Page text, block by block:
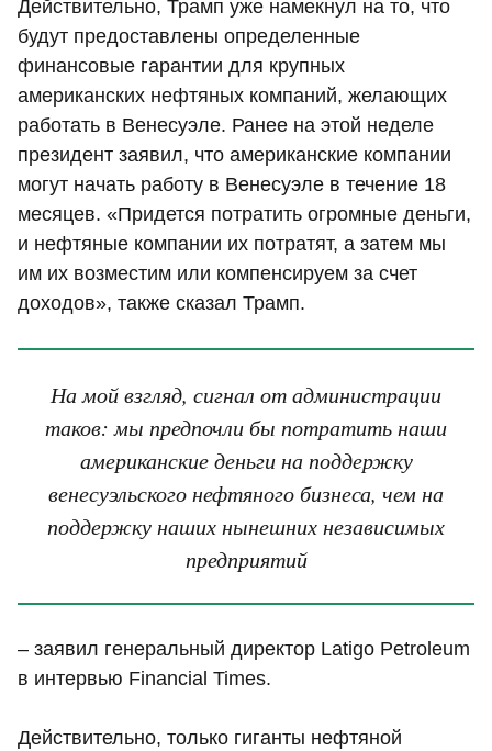
Действительно, Трамп уже намекнул на то, что
будут предоставлены определенные
финансовые гарантии для крупных
американских нефтяных компаний, желающих
работать в Венесуэле. Ранее на этой неделе
президент заявил, что американские компании
могут начать работу в Венесуэле в течение 18
месяцев. «Придется потратить огромные деньги,
и нефтяные компании их потратят, а затем мы
им их возместим или компенсируем за счет
доходов», также сказал Трамп.
На мой взгляд, сигнал от администрации
таков: мы предпочли бы потратить наши
американские деньги на поддержку
венесуэльского нефтяного бизнеса, чем на
поддержку наших нынешних независимых
предприятий
– заявил генеральный директор Latigo Petroleum
в интервью Financial Times.
Действительно, только гиганты нефтяной